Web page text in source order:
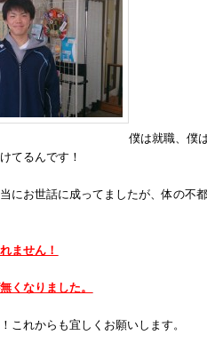
僕は就職、僕
てるんです！
にお世話に成ってましたが、体の不
ません！
くなりました。
これからも宜しくお願いします。